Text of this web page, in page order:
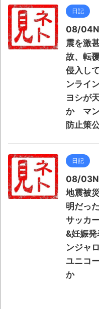
日記
08/
震を激
故、転
侵入し
ンライ
ヨシが
か マン
防止策
日記
08/
地震被
明だっ
サッカ
&妊娠
ンジャ
ユニコ
か